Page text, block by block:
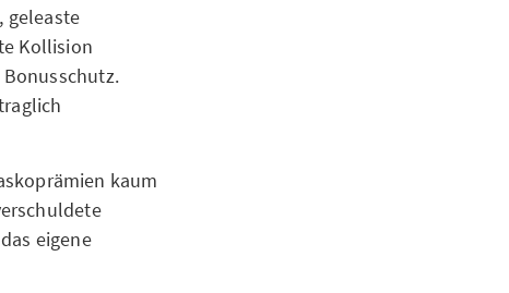
geleaste
Kollision
kaum
eigene